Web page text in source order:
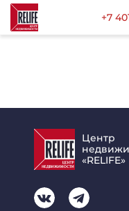
+7
Центр
«RELIFE»